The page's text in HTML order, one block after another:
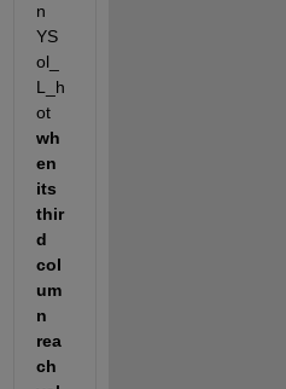
n
YS
ol_
L_h
ot
wh
en
its
thir
d
col
um
n
rea
ch